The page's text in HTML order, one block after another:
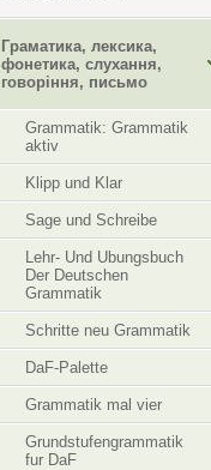
Граматика, лексика,
фонетика, слухання,
говоріння, письмо
Grammatik: Grammatik
aktiv
Klipp und Klar
Sage und Schreibe
Lehr- Und Ubungsbuch
Der Deutschen
Grammatik
Schritte neu Grammatik
DaF-Palette
Grammatik mal vier
Grundstufengrammatik
fur DaF